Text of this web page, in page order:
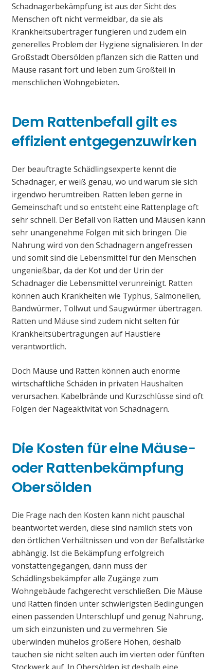
Schadnagerbekämpfung ist aus der Sicht des
Menschen oft nicht vermeidbar, da sie als
Krankheitsüberträger fungieren und zudem ein
generelles Problem der Hygiene signalisieren. In der
Großstadt Obersölden pflanzen sich die Ratten und
Mäuse rasant fort und leben zum Großteil in
menschlichen Wohngebieten.
Dem Rattenbefall gilt es
effizient entgegenzuwirken
Der beauftragte Schädlingsexperte kennt die
Schadnager, er weiß genau, wo und warum sie sich
irgendwo herumtreiben. Ratten leben gerne in
Gemeinschaft und so entsteht eine Rattenplage oft
sehr schnell. Der Befall von Ratten und Mäusen kann
sehr unangenehme Folgen mit sich bringen. Die
Nahrung wird von den Schadnagern angefressen
und somit sind die Lebensmittel für den Menschen
ungenießbar, da der Kot und der Urin der
Schadnager die Lebensmittel verunreinigt. Ratten
können auch Krankheiten wie Typhus, Salmonellen,
Bandwürmer, Tollwut und Saugwürmer übertragen.
Ratten und Mäuse sind zudem nicht selten für
Krankheitsübertragungen auf Haustiere
verantwortlich.
Doch Mäuse und Ratten können auch enorme
wirtschaftliche Schäden in privaten Haushalten
verursachen. Kabelbrände und Kurzschlüsse sind oft
Folgen der Nageaktivität von Schadnagern.
Die Kosten für eine Mäuse-
oder Rattenbekämpfung
Obersölden
Die Frage nach den Kosten kann nicht pauschal
beantwortet werden, diese sind nämlich stets von
den örtlichen Verhältnissen und von der Befallstärke
abhängig. Ist die Bekämpfung erfolgreich
vonstattengegangen, dann muss der
Schädlingsbekämpfer alle Zugänge zum
Wohngebäude fachgerecht verschließen. Die Mäuse
und Ratten finden unter schwierigsten Bedingungen
einen passenden Unterschlupf und genug Nahrung,
um sich einzunisten und zu vermehren. Sie
überwinden mühelos größere Höhen, deshalb
tauchen sie nicht selten auch im vierten oder fünften